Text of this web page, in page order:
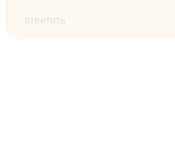
ответить